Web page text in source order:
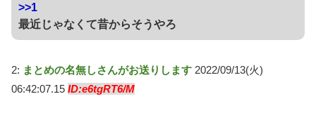
>>1
最近じゃなくて昔からそうやろ
2: まとめの名無しさんがお送りします 2022/09/13(火)
06:42:07.15 ID:e6tgRT6/M